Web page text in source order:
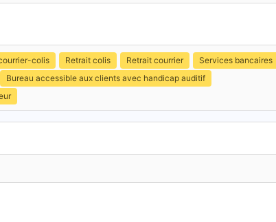
colis Retrait colis Retrait courrier Services bancaires
Bureau accessible aux clients avec handicap auditif